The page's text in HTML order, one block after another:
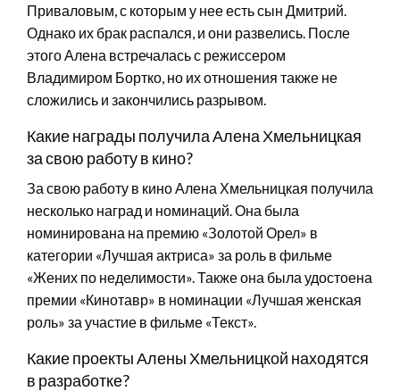
Приваловым, с которым у нее есть сын Дмитрий.
Однако их брак распался, и они развелись. После
этого Алена встречалась с режиссером
Владимиром Бортко, но их отношения также не
сложились и закончились разрывом.
Какие награды получила Алена Хмельницкая
за свою работу в кино?
За свою работу в кино Алена Хмельницкая получила
несколько наград и номинаций. Она была
номинирована на премию «Золотой Орел» в
категории «Лучшая актриса» за роль в фильме
«Жених по неделимости». Также она была удостоена
премии «Кинотавр» в номинации «Лучшая женская
роль» за участие в фильме «Текст».
Какие проекты Алены Хмельницкой находятся
в разработке?